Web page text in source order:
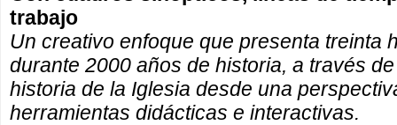
trabajo
Un creativo enfoque que presenta treinta
durante 2000 años de historia, a través
historia de la Iglesia desde una
herramientas didácticas e interactivas.